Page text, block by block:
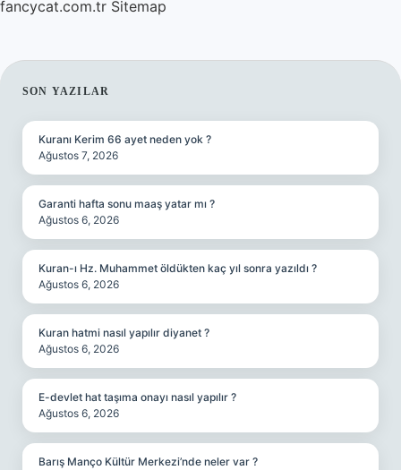
fancycat.com.tr Sitemap
SIDEBAR
SON YAZILAR
Kuranı Kerim 66 ayet neden yok ?
Ağustos 7, 2026
Garanti hafta sonu maaş yatar mı ?
Ağustos 6, 2026
Kuran-ı Hz. Muhammet öldükten kaç yıl sonra yazıldı ?
Ağustos 6, 2026
Kuran hatmi nasıl yapılır diyanet ?
Ağustos 6, 2026
E-devlet hat taşıma onayı nasıl yapılır ?
Ağustos 6, 2026
Barış Manço Kültür Merkezi’nde neler var ?